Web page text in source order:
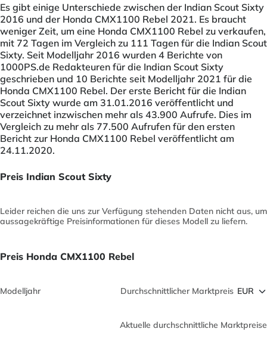
Es gibt einige Unterschiede zwischen der Indian Scout Sixty
2016 und der Honda CMX1100 Rebel 2021. Es braucht
weniger Zeit, um eine Honda CMX1100 Rebel zu verkaufen,
mit 72 Tagen im Vergleich zu 111 Tagen für die Indian Scout
Sixty. Seit Modelljahr 2016 wurden 4 Berichte von
1000PS.de Redakteuren für die Indian Scout Sixty
geschrieben und 10 Berichte seit Modelljahr 2021 für die
Honda CMX1100 Rebel. Der erste Bericht für die Indian
Scout Sixty wurde am 31.01.2016 veröffentlicht und
verzeichnet inzwischen mehr als 43.900 Aufrufe. Dies im
Vergleich zu mehr als 77.500 Aufrufen für den ersten
Bericht zur Honda CMX1100 Rebel veröffentlicht am
24.11.2020.
Preis Indian Scout Sixty
Leider reichen die uns zur Verfügung stehenden Daten nicht aus, um
aussagekräftige Preisinformationen für dieses Modell zu liefern.
Preis Honda CMX1100 Rebel
Modelljahr Durchschnittlicher Marktpreis
Aktuelle durchschnittliche Marktpreise